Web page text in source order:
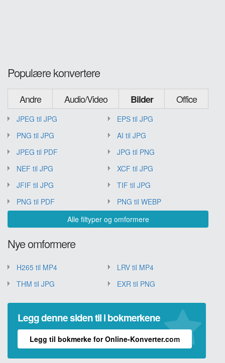
Populære konvertere
Andre Audio/Video Bilder Office
JPEG til JPG
EPS til JPG
PNG til JPG
AI til JPG
JPEG til PDF
JPG til PNG
NEF til JPG
XCF til JPG
JFIF til JPG
TIF til JPG
PNG til PDF
PNG til WEBP
Alle filtyper og omformere
Nye omformere
H265 til MP4
LRV til MP4
THM til JPG
EXR til PNG
Legg denne siden til i bokmerkene
Legg til bokmerke for Online-Konverter.com